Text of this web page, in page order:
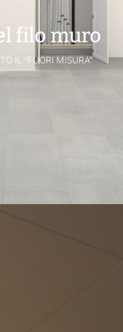
filo muro
IL “FUORI MISURA”